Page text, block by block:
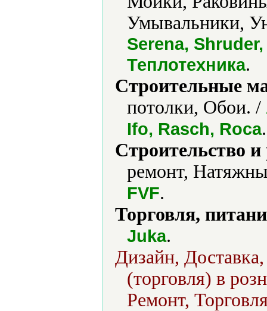
Умывальники,
Serena,
Теплотехника.
Строительные
потолки, Обои. /
Ifo, Rasch, Roca.
Строительство
ремонт,
FVF.
Торговля,
Juka.
Дизайн,
(торговля) в
Ремонт,